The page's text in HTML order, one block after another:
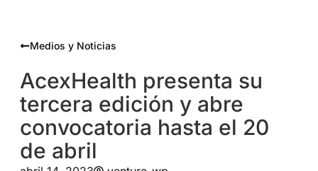
Medios y Noticias
AcexHealth presenta su
tercera edición y abre
convocatoria hasta el 20
de abril